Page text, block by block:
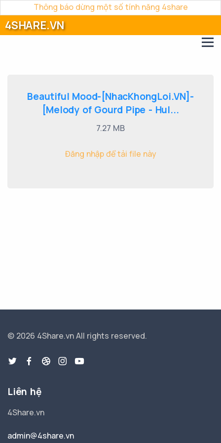
Thông báo dừng một số tính năng 4share
4SHARE.VN
Beautiful Mood-[NhacKhongLoi.VN]-
[Melody of Gourd Pipe - Hul...
7.27 MB
Đăng nhập để tải file này
© 2026 4Share.vnAll rights reserved.
Liên hệ
4Share.vn
admin@4share.vn